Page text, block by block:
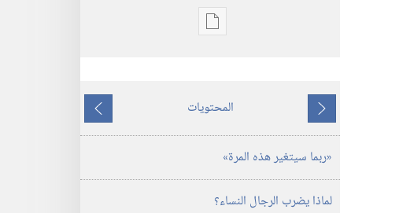
خيارات
٨‏ ‏‎تشرين٢/
‎٢٠٠١
ما
يسبق
المحتويات
ما
يلي
‏«ربما سيتغير هذه المرة»‏
لماذا يضرب الرجال النساء؟‏